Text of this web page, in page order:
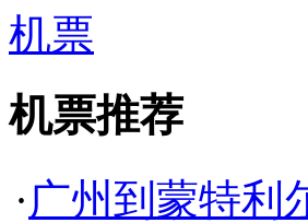
机票推荐
·广州到蒙特利